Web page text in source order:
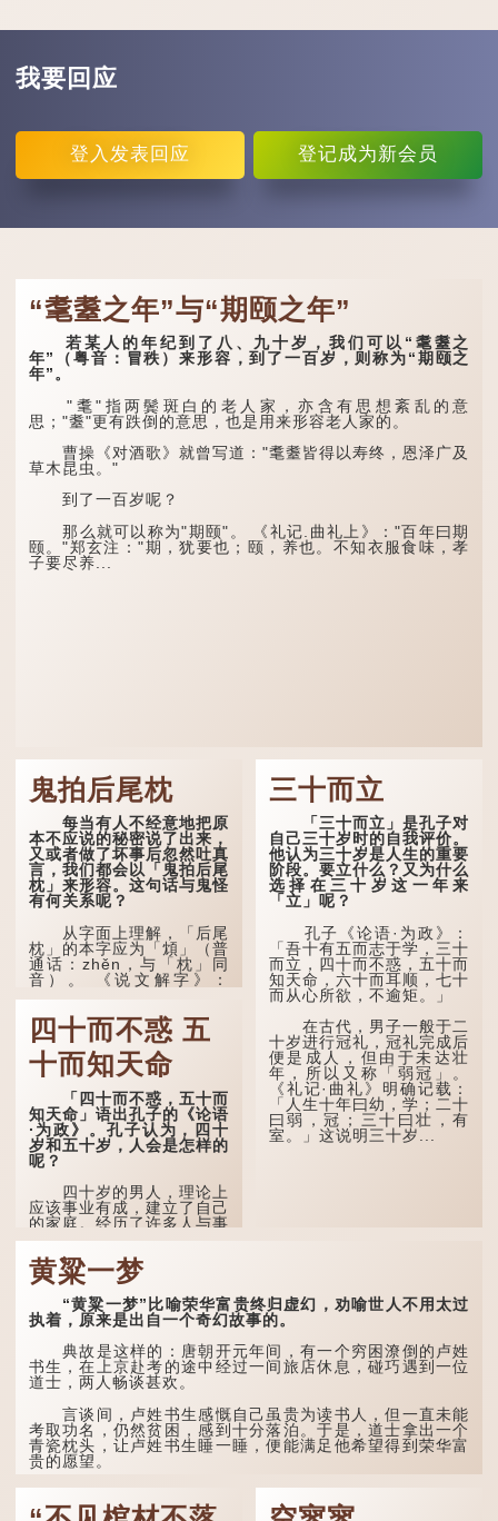
我要回应
登入 发表回应 登记成为新会员
“耄耋之年”与“期颐之年”
若某人的年纪到了八、九十岁，我们可以“耄耋之
年”（粤音：冒秩）来形容，到了一百岁，则称为“期颐之
年”。
"耄"指两鬓斑白的老人家，亦含有思想紊乱的意
思；"耋"更有跌倒的意思，也是用来形容老人家的。
曹操《对酒歌》就曾写道："耄耋皆得以寿终，恩泽广及
草木昆虫。"
到了一百岁呢？
那么就可以称为"期颐"。 《礼记.曲礼上》："百年曰期
颐。"郑玄注："期，犹要也；颐，养也。不知衣服食味，孝
子要尽养...
鬼拍后尾枕
每当有人不经意地把原
本不应说的秘密说了出来，
又或者做了坏事后忽然吐真
言，我们都会以「鬼拍后尾
枕」来形容。这句话与鬼怪
有何关系呢？
从字面上理解，「后尾
枕」的本字应为「䪴」（普
通话：zhěn，与「枕」同
音）。 《说文解字》：
民间流传有一种说法，
人会将一些不欲为人所知的
记忆藏于颈后之处。如果忽
然吐真言，就好像被不明东
西（如鬼魂）在后脑拍了一
下，藏在脑中的秘密便脱口
而出。
因此...
四十而不惑 五
十而知天命
「四十而不惑，五十而
知天命」语出孔子的《论语
·为政》。孔子认为，四十
岁和五十岁，人会是怎样的
呢？
四十岁的男人，理论上
应该事业有成，建立了自己
的家庭。经历了许多人与事
之后，对事物有了自己的判
断能力，不会轻易为表象所
迷惑。
孔子在《论语·子罕》
也说：「知者不惑，仁者不
忧，勇者不惧。」「知」与
智慧的「智」相通，四十岁
的男人应已累积足够智慧，
不再对自己的人生感到困
惑、忧虑与恐惧。
到了五十岁，...
三十而立
「三十而立」是孔子对
自己三十岁时的自我评价。
他认为三十岁是人生的重要
阶段。要立什么？又为什么
选择在三十岁这一年来
「立」呢？
孔子《论语·为政》：
「吾十有五而志于学，三十
而立，四十而不惑，五十而
知天命，六十而耳顺，七十
而从心所欲，不逾矩。」
在古代，男子一般于二
十岁进行冠礼，冠礼完成后
便是成人，但由于未达壮
年，所以又称「弱冠」。
《礼记·曲礼》明确记载：
「人生十年曰幼，学；二十
曰弱，冠；三十曰壮，有
室。」这说明三十岁...
黄粱一梦
“黄粱一梦”比喻荣华富贵终归虚幻，劝喻世人不用太过
执着，原来是出自一个奇幻故事的。
典故是这样的：唐朝开元年间，有一个穷困潦倒的卢姓
书生，在上京赴考的途中经过一间旅店休息，碰巧遇到一位
道士，两人畅谈甚欢。
言谈间，卢姓书生感慨自己虽贵为读书人，但一直未能
考取功名，仍然贫困，感到十分落泊。于是，道士拿出一个
青瓷枕头，让卢姓书生睡一睡，便能满足他希望得到荣华富
贵的愿望。
这时，...